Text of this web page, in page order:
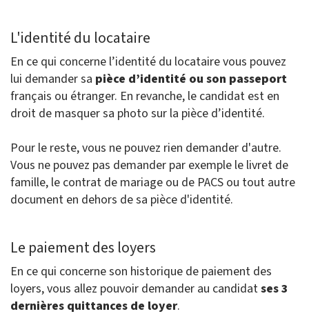
L'identité du locataire
En ce qui concerne l’identité du locataire vous pouvez
lui demander sa pièce d’identité ou son passeport
français ou étranger. En revanche, le candidat est en
droit de masquer sa photo sur la pièce d’identité.
Pour le reste, vous ne pouvez rien demander d'autre.
Vous ne pouvez pas demander par exemple le livret de
famille, le contrat de mariage ou de PACS ou tout autre
document en dehors de sa pièce d'identité.
Le paiement des loyers
En ce qui concerne son historique de paiement des
loyers, vous allez pouvoir demander au candidatses 3
dernières quittances de loyer.